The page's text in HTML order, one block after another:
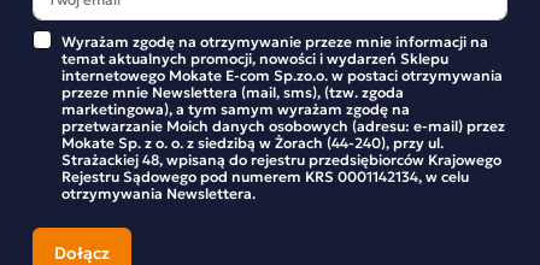
Otrzymuj informację o nowościach i
wyprzedażach
Bądź na bieżąco z nowościami i promocjami w sklepie
Mokate.
Wyrażam zgodę na otrzymywanie przeze mnie informacji na
temat aktualnych promocji, nowości i wydarzeń Sklepu
internetowego Mokate E-com Sp.zo.o. w postaci otrzymywania
przeze mnie Newslettera (mail, sms), (tzw. zgoda
marketingowa), a tym samym wyrażam zgodę na
przetwarzanie Moich danych osobowych (adresu: e-mail) przez
Mokate Sp. z o. o. z siedzibą w Żorach (44-240), przy ul.
Strażackiej 48, wpisaną do rejestru przedsiębiorców Krajowego
Rejestru Sądowego pod numerem KRS 0001142134, w celu
otrzymywania Newslettera.